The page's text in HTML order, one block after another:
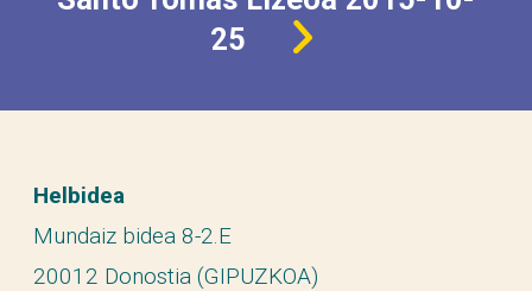
25
Helbidea
Mundaiz bidea 8-2.E
20012 Donostia (GIPUZKOA)